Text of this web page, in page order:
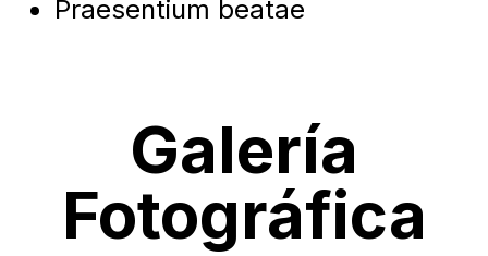
Praesentium beatae
Galería
Fotográfica